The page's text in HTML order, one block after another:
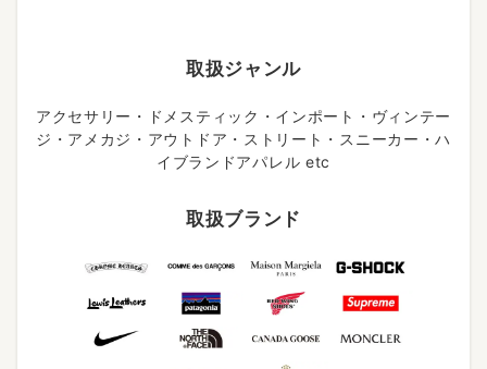
取扱ジャンル
アクセサリー・ドメスティック・インポート・ヴィンテー
ジ・アメカジ・アウトドア・ストリート・スニーカー・ハ
イブランドアパレル etc
取扱ブランド